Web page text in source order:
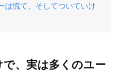
は慌て、そしてついていけ
、実は多くのユー